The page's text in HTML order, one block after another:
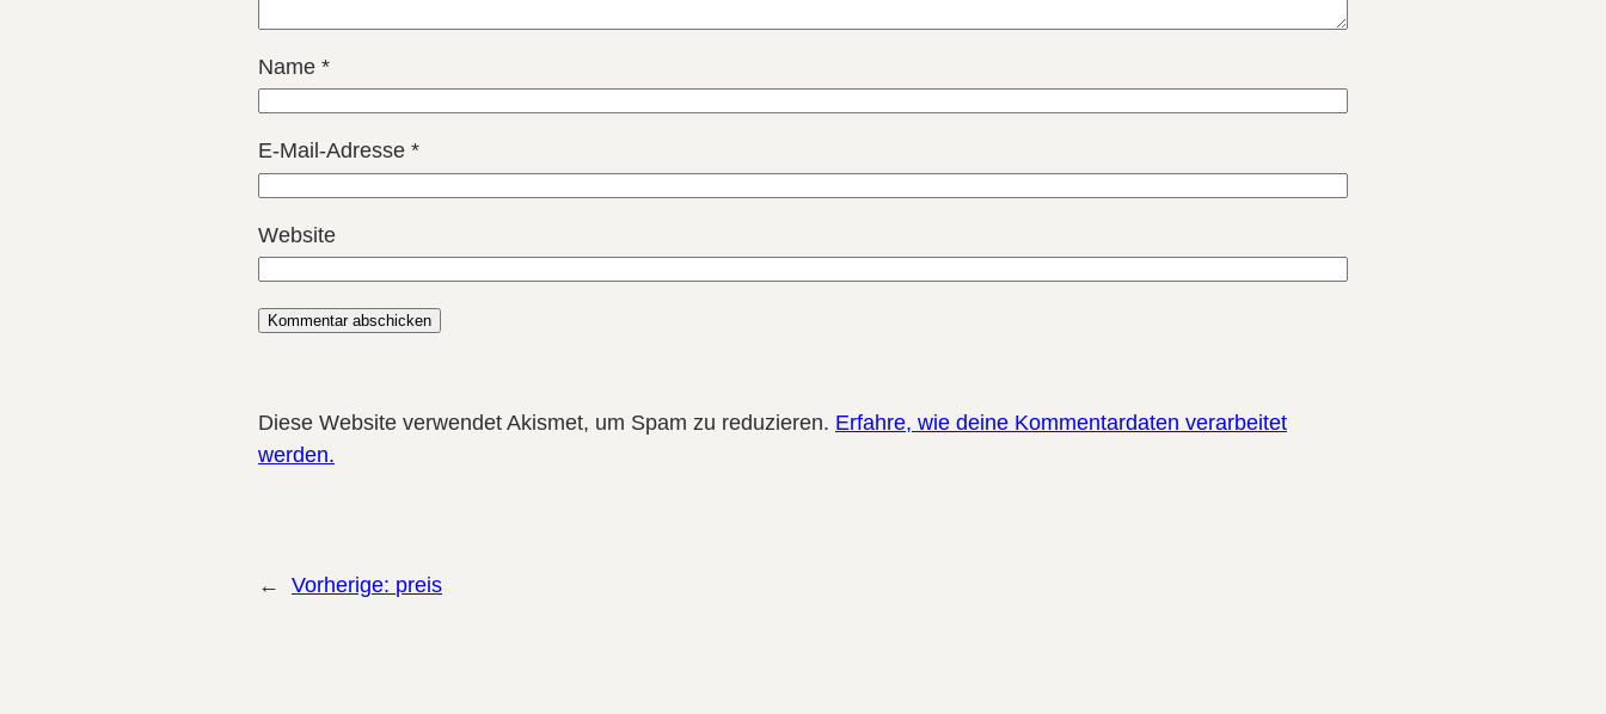
Name *
E-Mail-Adresse *
Website
Diese Website verwendet Akismet, um Spam zu reduzieren. Erfahre, wie deine Kommentardaten verarbeitet
werden.
← Vorherige: preis